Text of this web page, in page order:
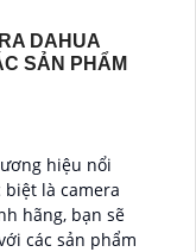
DAHUA
SẢN PHẨM
hiệu nổi
là camera
hãng, bạn sẽ
các sản phẩm